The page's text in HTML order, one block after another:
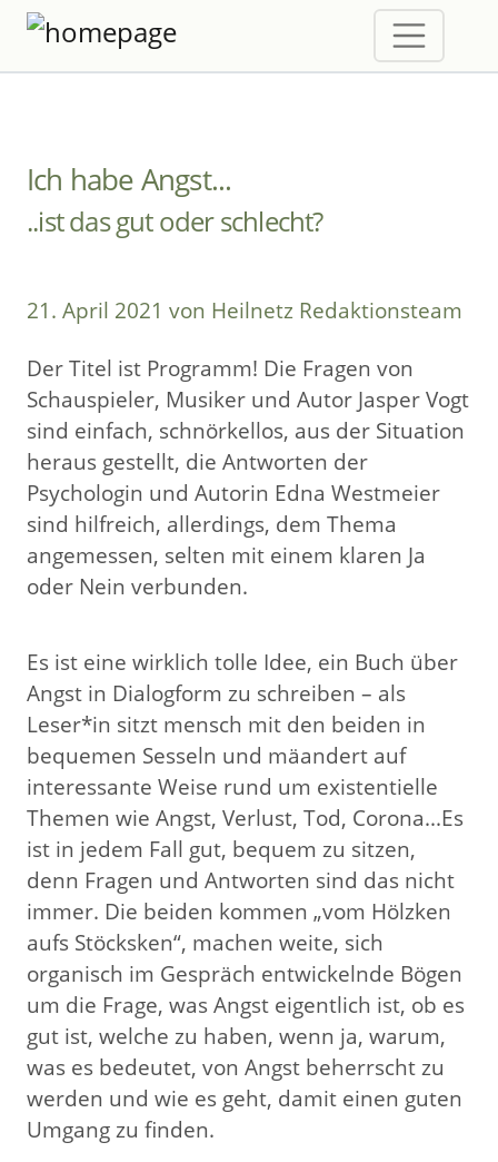
Ich habe Angst...
..ist das gut oder schlecht?
21. April 2021 von Heilnetz Redaktionsteam
Der Titel ist Programm! Die Fragen von
Schauspieler, Musiker und Autor Jasper Vogt
sind einfach, schnörkellos, aus der Situation
heraus gestellt, die Antworten der
Psychologin und Autorin Edna Westmeier
sind hilfreich, allerdings, dem Thema
angemessen, selten mit einem klaren Ja
oder Nein verbunden.
Es ist eine wirklich tolle Idee, ein Buch über
Angst in Dialogform zu schreiben – als
Leser*in sitzt mensch mit den beiden in
bequemen Sesseln und mäandert auf
interessante Weise rund um existentielle
Themen wie Angst, Verlust, Tod, Corona...Es
ist in jedem Fall gut, bequem zu sitzen,
denn Fragen und Antworten sind das nicht
immer. Die beiden kommen „vom Hölzken
aufs Stöcksken“, machen weite, sich
organisch im Gespräch entwickelnde Bögen
um die Frage, was Angst eigentlich ist, ob es
gut ist, welche zu haben, wenn ja, warum,
was es bedeutet, von Angst beherrscht zu
werden und wie es geht, damit einen guten
Umgang zu finden.